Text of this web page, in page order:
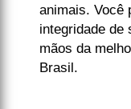
animais. Você
integridade de
mãos da
Brasil.